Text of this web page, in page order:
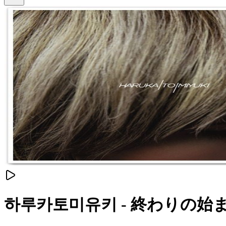
하루카토미유키 - 終わりの始